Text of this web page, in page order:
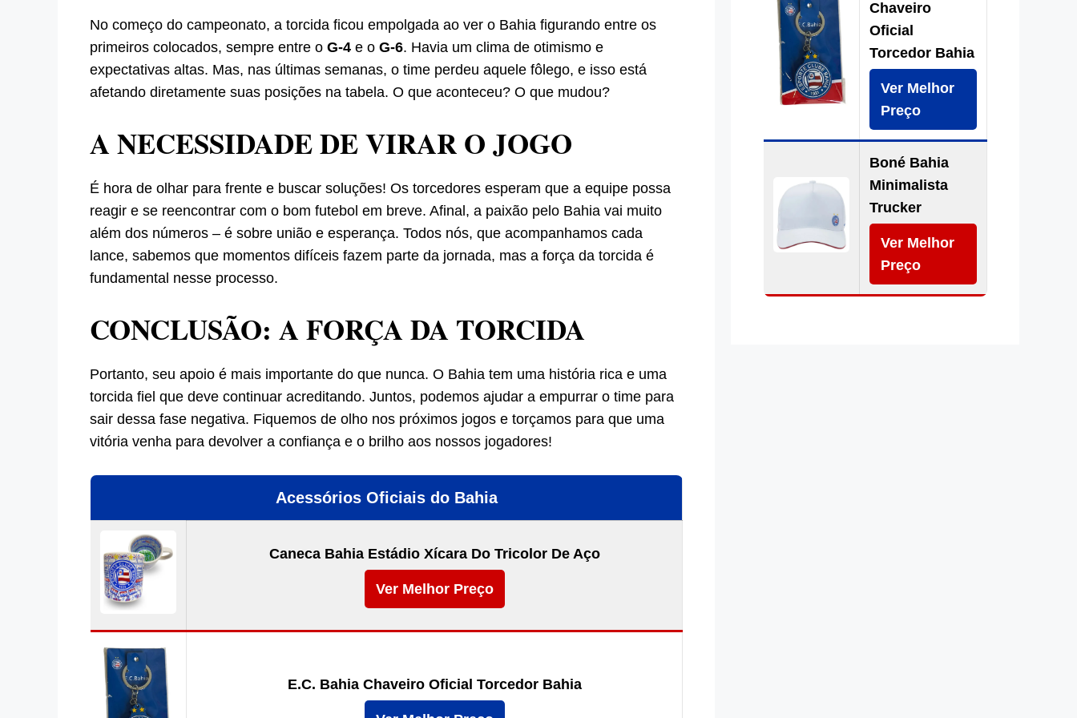
No começo do campeonato, a torcida ficou empolgada ao ver o Bahia figurando entre os
primeiros colocados, sempre entre o G-4 e o G-6. Havia um clima de otimismo e
expectativas altas. Mas, nas últimas semanas, o time perdeu aquele fôlego, e isso está
afetando diretamente suas posições na tabela. O que aconteceu? O que mudou?
A NECESSIDADE DE VIRAR O JOGO
É hora de olhar para frente e buscar soluções! Os torcedores esperam que a equipe possa
reagir e se reencontrar com o bom futebol em breve. Afinal, a paixão pelo Bahia vai muito
além dos números – é sobre união e esperança. Todos nós, que acompanhamos cada
lance, sabemos que momentos difíceis fazem parte da jornada, mas a força da torcida é
fundamental nesse processo.
CONCLUSÃO: A FORÇA DA TORCIDA
Portanto, seu apoio é mais importante do que nunca. O Bahia tem uma história rica e uma
torcida fiel que deve continuar acreditando. Juntos, podemos ajudar a empurrar o time para
sair dessa fase negativa. Fiquemos de olho nos próximos jogos e torçamos para que uma
vitória venha para devolver a confiança e o brilho aos nossos jogadores!
Acessórios Oficiais do Bahia
Caneca Bahia Estádio Xícara Do Tricolor De Aço
Ver Melhor Preço
E.C. Bahia Chaveiro Oficial Torcedor Bahia
Chaveiro
Oficial
Torcedor Bahia
Ver Melhor
Preço
Boné Bahia
Minimalista
Trucker
Ver Melhor
Preço